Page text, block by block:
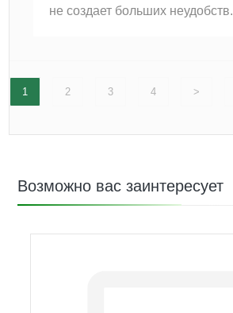
не создает больших неудобств.
1 2 3 4 >
Возможно вас заинтересует